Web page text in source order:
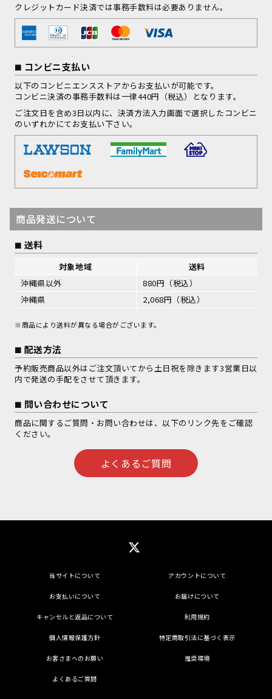
クレジットカード決済では事務手数料は必要ありません。
コンビニ支払い
以下のコンビニエンスストアからお支払いが可能です。
コンビニ決済の事務手数料は一律440円（税込）となります。
ご注文日を含め3日以内に、決済方法入力画面で選択したコンビニ
のいずれかにてお支払い下さい。
商品発送について
送料
対象地域
送料
沖縄県以外
880円（税込）
沖縄県
2,068円（税込）
※商品により送料が異なる場合がございます。
配送方法
予約販売商品以外はご注文頂いてから土日祝を除きます3営業日以
内で発送の手配をさせて頂きます。
問い合わせについて
商品に関するご質問・お問い合わせは、以下のリンク先をご確認
ください。
よくあるご質問
当サイトについて アカウントについて
お支払いについて お届けについて
キャンセルと返品について 利用規約
個人情報保護方針 特定商取引法に基づく表示
お客さまへのお願い 推奨環境
よくあるご質問